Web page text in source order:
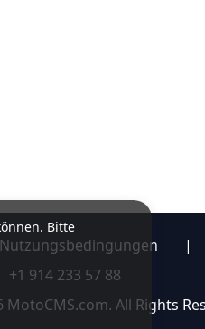
Bitte
Nutzungsbedingungen |
+1 914 233 57 88
All Rights